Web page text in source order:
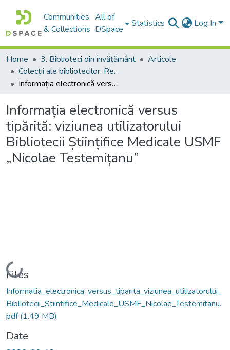
Communities
& Collections
All of
DSpace
Statistics Log In
Home 3. Biblioteci din învățământ
Articole
Colecții ale bibliotecilor. Resurse informaționale
Informația electronică versus tipărită: viziunea utilizatorului Bibliotecii Științifice Medicale USMF „Nicolae Testemițanu”
Informația electronică versus
tipărită: viziunea utilizatorului
Bibliotecii Științifice Medicale USMF
„Nicolae Testemițanu”
Loading...
Files
Informatia_electronica_versus_tiparita_viziunea_utilizatorului_
Bibliotecii_Stiintifice_Medicale_USMF_Nicolae_Testemitanu.
pdf(1.49 MB)
Date